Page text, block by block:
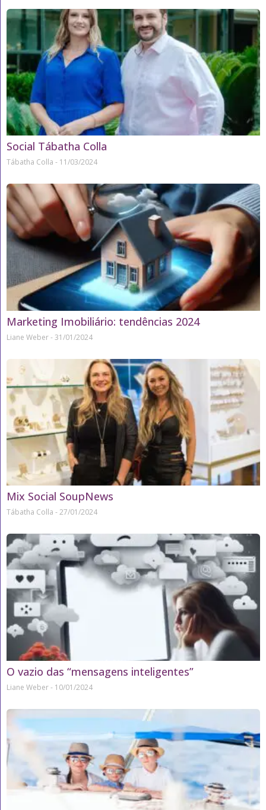
Social Tábatha Colla
Tábatha Colla 11/03/2024
Marketing Imobiliário: tendências 2024
Liane Weber 31/01/2024
Mix Social SoupNews
Tábatha Colla 27/01/2024
O vazio das “mensagens inteligentes”
Liane Weber 10/01/2024